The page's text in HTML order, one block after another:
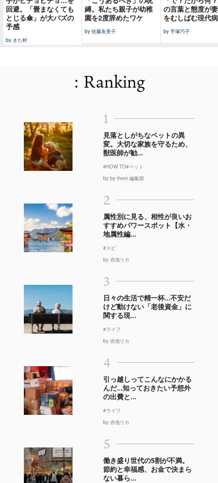
回避。「畳まなくても
とじる傘」が大バズの
予感
by きた村
縛。私たち親子が幼稚
園を2度辞めたワケ
by 佐藤友美子
の言葉と態度が
をむしばむ現代病
by 手塚巧子
: Ranking
1
見落としがちなペットの異
変。大切な家族を守るため、
獣医師が勧...
#HOW TO#ペット
by by them 編集部
2
属性別に見る、相性が良いお
すすめパワースポット【水・
地属性編...
#スピ
by 赤池リカ
3
日々の生活で精一杯…不安だ
けど動けない「老後資金」に
関する現...
#ライフ
by 赤池リカ
4
引っ越しってこんなにかかる
んだ…知っておきたい予想外
の出費と...
#ライフ
by 赤池リカ
5
働き盛り世代の5割が不満。
節約と幸福感、お金で決まら
ない暮ら...